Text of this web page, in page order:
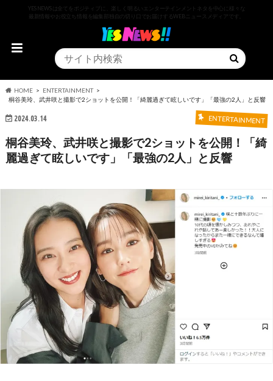
YESNEWSは全てをポジティブに、楽しく明るいエンターテインメントネタを中心に様々な
最新情報やお役立ち情報を編集部独自の切り口でお届けするWEBニュースメディアです。
HOME
ENTERTAINMENT
桐谷美玲、武井咲と撮影で2ショットを公開！「綺麗過ぎて眩しいです」「最強の2人」と反響
2024.03.14 ENTERTAINMENT
桐谷美玲、武井咲と撮影で2ショットを公開！「綺
麗過ぎて眩しいです」「最強の2人」と反響